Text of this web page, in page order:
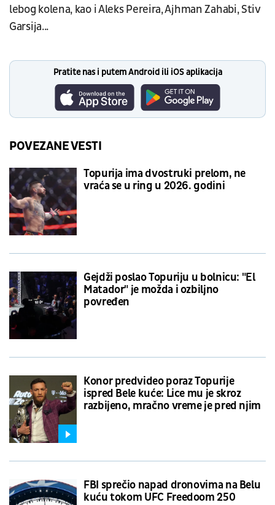
lebog kolena, kao i Aleks Pereira, Ajhman Zahabi, Stiv
Garsija...
Pratite nas i putem Android ili iOS aplikacija
POVEZANE VESTI
Topurija ima dvostruki prelom, ne
vraća se u ring u 2026. godini
Gejdži poslao Topuriju u bolnicu: "El
Matador" je možda i ozbiljno
povređen
Konor predvideo poraz Topurije
ispred Bele kuće: Lice mu je skroz
razbijeno, mračno vreme je pred njim
FBI sprečio napad dronovima na Belu
kuću tokom UFC Freedoom 250